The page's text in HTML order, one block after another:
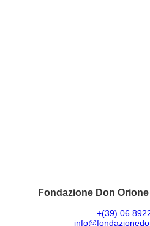
Fondazione Don
+(39) 06